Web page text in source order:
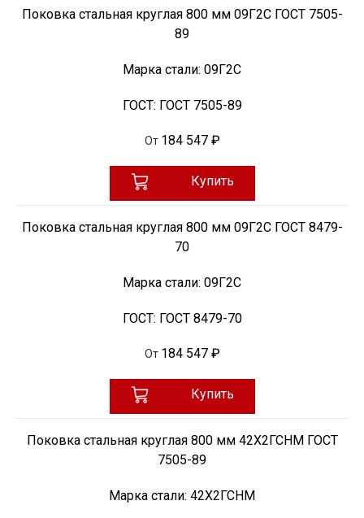
Поковка стальная круглая 800 мм 09Г2С ГОСТ 7505-
89
Марка стали: 09Г2С
ГОСТ: ГОСТ 7505-89
От 184 547 ₽
Купить
Поковка стальная круглая 800 мм 09Г2С ГОСТ 8479-
70
Марка стали: 09Г2С
ГОСТ: ГОСТ 8479-70
От 184 547 ₽
Купить
Поковка стальная круглая 800 мм 42Х2ГСНМ ГОСТ
7505-89
Марка стали: 42Х2ГСНМ